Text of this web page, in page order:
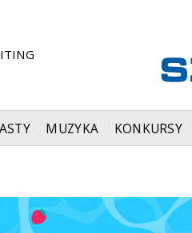
MUZYKA KONKURSY